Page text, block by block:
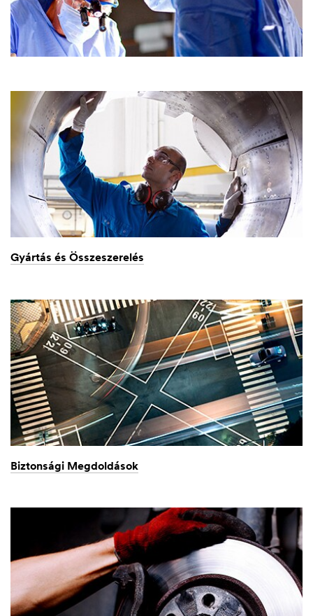
Gyártás és Összeszerelés
Biztonsági Megdoldások